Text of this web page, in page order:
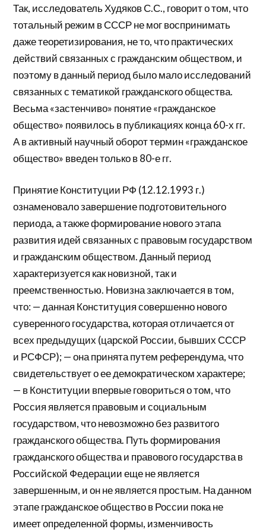
Так, исследователь Худяков С.С., говорит о том, что
тотальный режим в СССР не мог воспринимать
даже теоретизирования, не то, что практических
действий связанных с гражданским обществом, и
поэтому в данный период было мало исследований
связанных с тематикой гражданского общества.
Весьма «застенчиво» понятие «гражданское
общество» появилось в публикациях конца 60-х гг.
А в активный научный оборот термин «гражданское
общество» введен только в 80-е гг.
Принятие Конституции РФ (12.12.1993 г.)
ознаменовало завершение подготовительного
периода, а также формирование нового этапа
развития идей связанных с правовым государством
и гражданским обществом. Данный период
характеризуется как новизной, так и
преемственностью. Новизна заключается в том,
что: — данная Конституция совершенно нового
суверенного государства, которая отличается от
всех предыдущих (царской России, бывших СССР
и РСФСР); — она принята путем референдума, что
свидетельствует о ее демократическом характере;
— в Конституции впервые говориться о том, что
Россия является правовым и социальным
государством, что невозможно без развитого
гражданского общества. Путь формирования
гражданского общества и правового государства в
Российской Федерации еще не является
завершенным, и он не является простым. На данном
этапе гражданское общество в России пока не
имеет определенной формы, изменчивость